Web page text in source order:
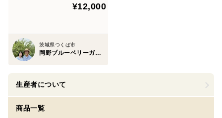
¥12,000
茨城県つくば市
岡野ブルーベリーガーデン
生産者について
商品一覧